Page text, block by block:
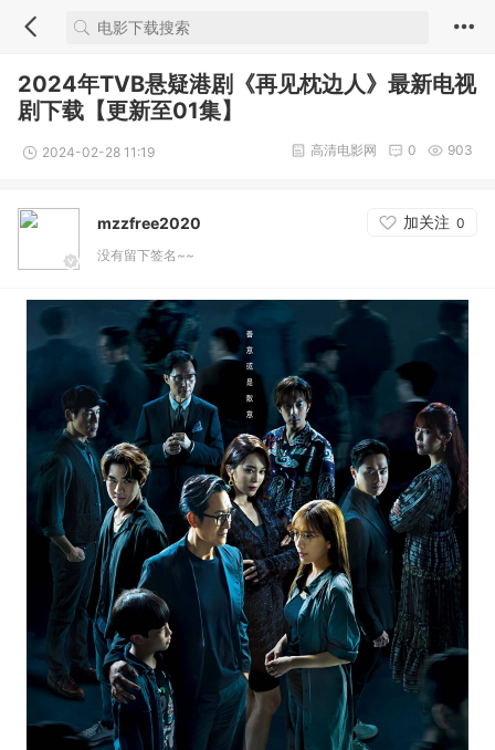
2024年TVB悬疑港剧《再见枕边人》最新电视
剧下载【更新至01集】
2024-02-28 11:19 903
0
高清电影网
mzzfree2020 加关注 0
没有留下签名~~